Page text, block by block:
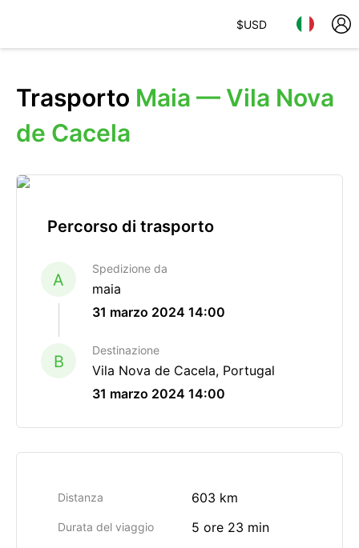
$USD
Trasporto Maia — Vila Nova
de Cacela
Percorso di trasporto
A
Spedizione da
maia
31 marzo 2024 14:00
B
Destinazione
Vila Nova de Cacela, Portugal
31 marzo 2024 14:00
Distanza 603 km
Durata del viaggio 5 ore 23 min